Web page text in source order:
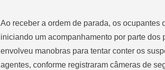
Ao receber a ordem de parada, os
iniciando um acompanhamento por parte
envolveu manobras para tentar conter os
agentes, conforme registraram câmeras de